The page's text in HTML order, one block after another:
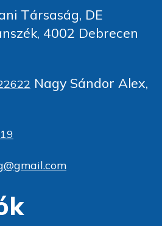
Társaság, DE
4002 Debrecen
Nagy Sándor Alex,